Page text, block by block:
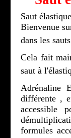
Saut
Bienvenue
dans les
Cela fait
saut à
Adrénaline
différente ,
accessible
formules